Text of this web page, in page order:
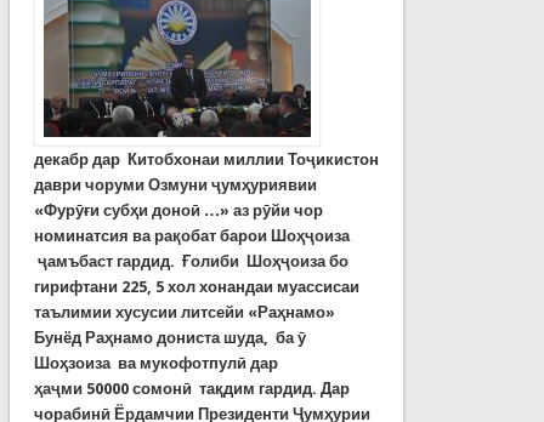
декабр дар Китобхонаи миллии Тоҷикистон
даври чоруми Озмуни ҷумҳуриявии
«Фурӯғи субҳи доноӣ …» аз рӯйи чор
номинатсия ва рақобат барои Шоҳҷоиза
ҷамъбаст гардид. Ғолиби Шоҳҷоиза бо
гирифтани 225, 5 хол хонандаи муассисаи
таълимии хусусии литсейи «Раҳнамо»
Бунёд Раҳнамо дониста шуда, ба ӯ
Шоҳзоиза ва мукофотпулӣ дар
ҳаҷми 50000 сомонӣ тақдим гардид. Дар
чорабинӣ Ёрдамчии Президенти Ҷумҳурии